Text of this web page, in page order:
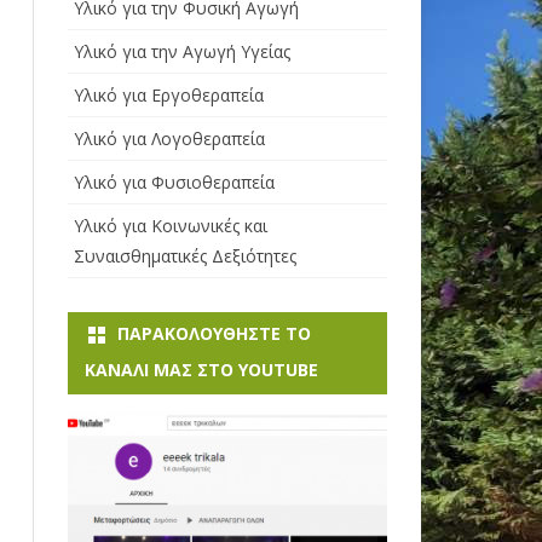
ΝΟΜΟΘΕΣΊΑ ΓΙΑ ΑΜΕΑ
ΑΤΌΜΩΝ ΜΕ ΕΓΚΕΦΑΛΙΚΉ
ΠΑΡΆΛΥΣΗ
ΠΡΌΓΡΑΜΜΑ ΕΝΊΣΧΥΣΗΣ
ΑΙΜΟΛΥΤΙΚΉ ΑΝΑΙΜΊΑ Ή Σ
.ΛΠ.), ΣΎΝΔΡΟΜΟ ΕΠΊΚΤΗΤΗΣ Α
ΝΟΣΟΑΝΕΠΆΡΚΕΙΑΣ (AIDS)
ΠΡΌΓΡΑΜΜΑ ΟΙΚΟΝΟΜΙΚΉΣ
ΕΝΊΣΧΥΣΗΣ ΑΤΌΜΩΝ ΜΕ
Υλικό για την Φυσική Αγωγή
Υλικό για την Αγωγή Υγείας
Υλικό για Εργοθεραπεία
Υλικό για Λογοθεραπεία
Υλικό για Φυσιοθεραπεία
Υλικό για Κοινωνικές και
Συναισθηματικές Δεξιότητες
ΠΑΡΑΚΟΛΟΥΘΉΣΤΕ ΤΟ
ΚΑΝΆΛI ΜΑΣ ΣΤΟ YOUTUBE